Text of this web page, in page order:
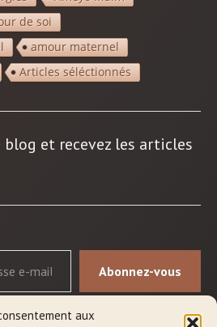
aux
de soi
amour maternel
Articles séléctionnés
blog et recevez les articles
Abonnez-vous